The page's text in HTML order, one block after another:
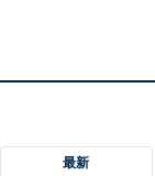
「オーラルB
最新